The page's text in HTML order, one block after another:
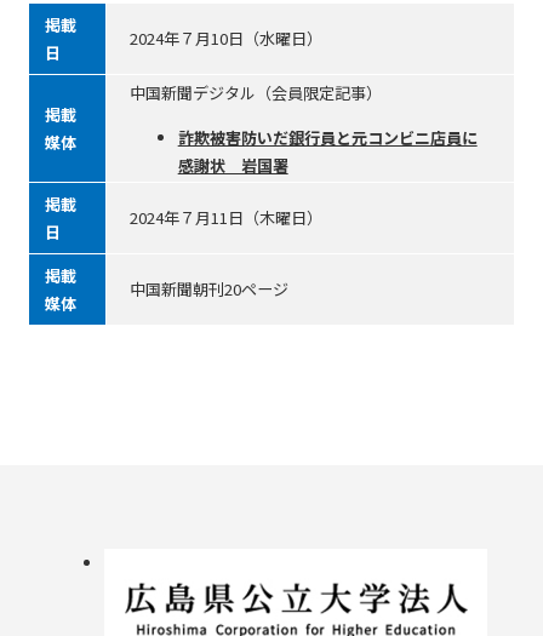
掲載
日
2024年７月10日（水曜日）
掲載
媒体
中国新聞デジタル（会員限定記事）
詐欺被害防いだ銀行員と元コンビニ店員に
感謝状 岩国署
掲載
日
2024年７月11日（木曜日）
掲載
媒体
中国新聞朝刊20ページ